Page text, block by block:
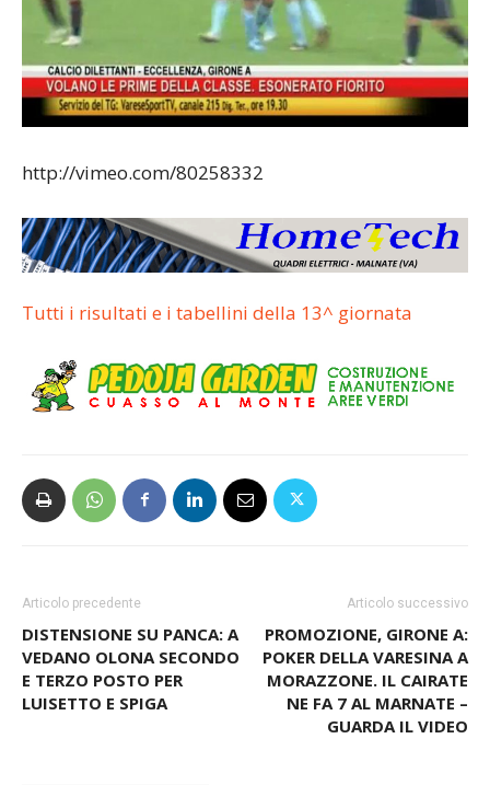
http://vimeo.com/80258332
Tutti i risultati e i tabellini della 13^ giornata
Articolo precedente
DISTENSIONE SU PANCA: A
VEDANO OLONA SECONDO
E TERZO POSTO PER
LUISETTO E SPIGA
Articolo successivo
PROMOZIONE, GIRONE A:
POKER DELLA VARESINA A
MORAZZONE. IL CAIRATE
NE FA 7 AL MARNATE –
GUARDA IL VIDEO